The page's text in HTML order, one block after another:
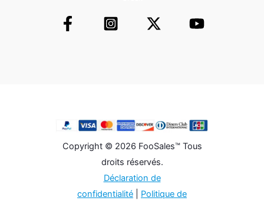
Copyright © 2026 FooSales™ Tous
droits réservés.
Déclaration de
confidentialité
Politique de